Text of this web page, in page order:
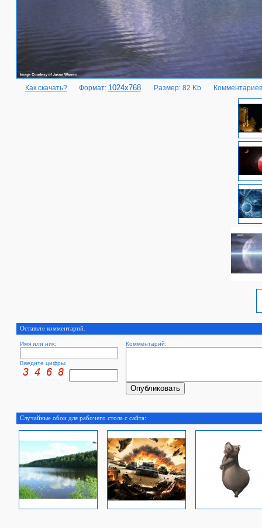
Как скачать? Формат: 1024x768 Размер: 82 Kb
Оставьте комментарий.
Имя или ник: Комментарий:
Введите цифры:
Случайные обои для рабочего стола с сайта: